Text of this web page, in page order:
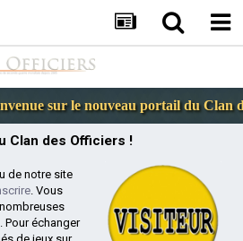
sur le nouveau portail du Clan
Clan des Officiers !
de notre site
. Vous
. Pour échanger